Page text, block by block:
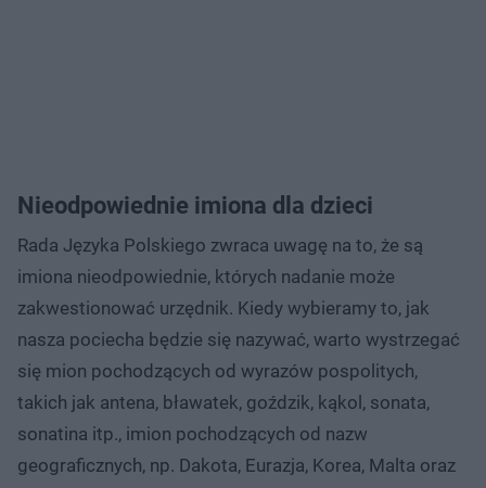
Nieodpowiednie imiona dla dzieci
Rada Języka Polskiego zwraca uwagę na to, że są
imiona nieodpowiednie, których nadanie może
zakwestionować urzędnik. Kiedy wybieramy to, jak
nasza pociecha będzie się nazywać, warto wystrzegać
się mion pochodzących od wyrazów pospolitych,
takich jak antena, bławatek, goździk, kąkol, sonata,
sonatina itp., imion pochodzących od nazw
geograficznych, np. Dakota, Eurazja, Korea, Malta oraz